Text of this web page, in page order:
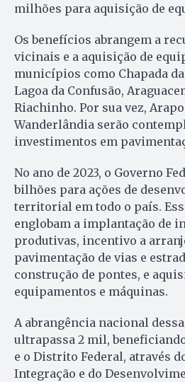
milhões para aquisição de
Os benefícios abrangem a
vicinais e a aquisição de
municípios como Chapada
Lagoa da Confusão,
Riachinho. Por sua vez,
Wanderlândia serão
investimentos em
No ano de 2023, o Governo
bilhões para ações de
territorial em todo o país.
englobam a implantação de
produtivas, incentivo a
pavimentação de vias e
construção de pontes, e
equipamentos e máquinas.
A abrangência nacional
ultrapassa 2 mil,
e o Distrito Federal, através
Integração e do